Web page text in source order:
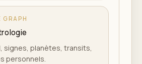
GRAPH
signes, planètes, transits,
personnels.